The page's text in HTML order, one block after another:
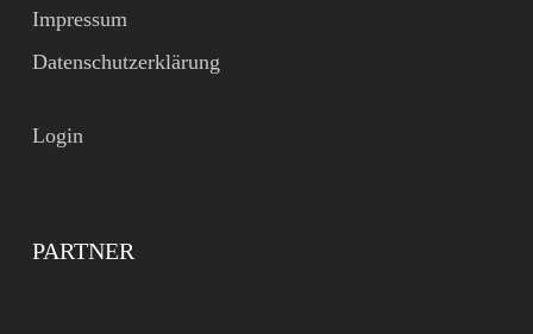
Impressum
Datenschutzerklärung
Login
PARTNER